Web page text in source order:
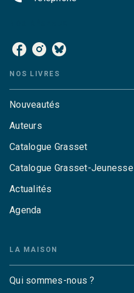
NOS LIVRES
Nouveautés
Auteurs
Catalogue Grasset
Catalogue Grasset-Jeunesse
Actualités
Agenda
LA MAISON
Qui sommes-nous ?